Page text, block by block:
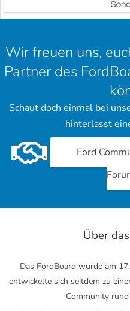
Wir freuen uns,
Partner des
Schaut doch einmal bei
hinterlasst
Ford
Über
Das FordBoard wurde am
entwickelte sich seitdem zu
Community